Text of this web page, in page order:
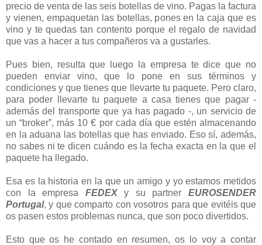
precio de venta de las seis botellas de vino. Pagas la factura
y vienen, empaquetan las botellas, pones en la caja que es
vino y te quedas tan contento porque el regalo de navidad
que vas a hacer a tus compañeros va a gustarles.
Pues bien, resulta que luego la empresa te dice que no
pueden enviar vino, que lo pone en sus términos y
condiciones y que tienes que llevarte tu paquete. Pero claro,
para poder llevarte tu paquete a casa tienes que pagar -
además del transporte que ya has pagado -, un servicio de
un “broker”, más 10 € por cada día que estén almacenando
en la aduana las botellas que has enviado. Eso sí, además,
no sabes ni te dicen cuándo es la fecha exacta en la que el
paquete ha llegado.
Esa es la historia en la que un amigo y yo estamos metidos
con la empresa FEDEXy su partnerEUROSENDER
Portugal, y que comparto con vosotros para que evitéis que
os pasen estos problemas nunca, que son poco divertidos.
Esto que os he contado en resumen, os lo voy a contar